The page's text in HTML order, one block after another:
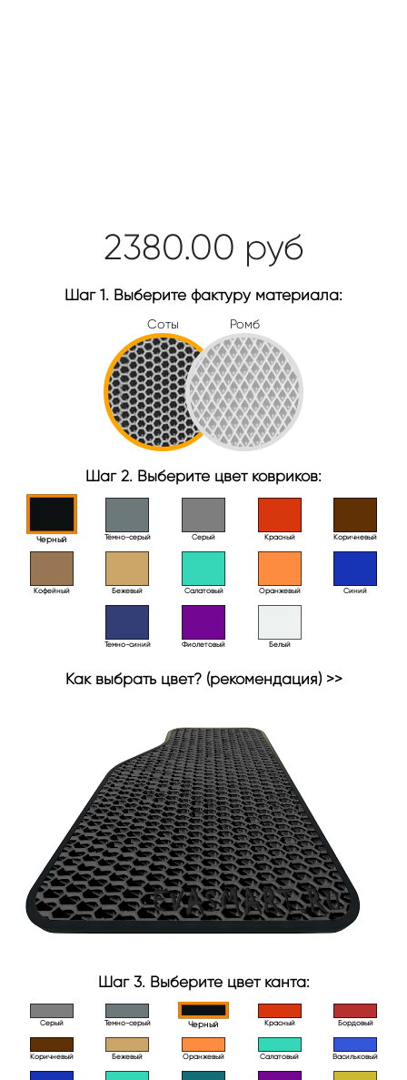
2380.00 руб
Шаг 1. Выберите фактуру материала:
Соты Ромб
Шаг 2. Выберите цвет ковриков:
Черный Тёмно-серый Серый Красный Коричневый
Кофейный Бежевый Салатовый Оранжевый Синий
Темно-синий Фиолетовый Белый
Как выбрать цвет? (рекомендация) >>
Шаг 3. Выберите цвет канта:
Серый Темно-серый Черный Красный Бордовый
Коричневый Бежевый Оранжевый Салатовый Васильковый